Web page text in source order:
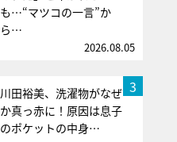
も…“マツコの一言”か
ら…
2026.08.05
3
川田裕美、洗濯物がなぜ
か真っ赤に！原因は息子
のポケットの中身…